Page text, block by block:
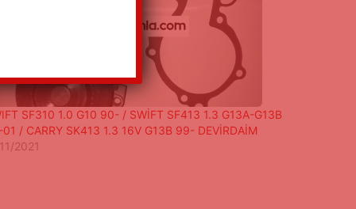
SF310 1.0 G10 90- / SWİFT SF413 1.3 G13A-G13B
/ CARRY SK413 1.3 16V G13B 99- DEVİRDAİM
2021